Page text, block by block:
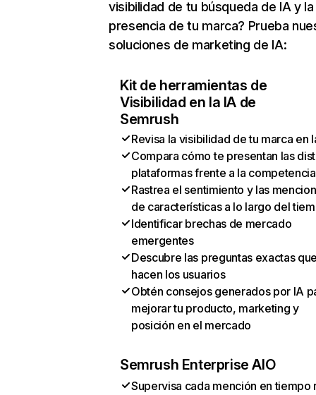
visibilidad de tu búsqueda de IA y la
presencia de tu marca? Prueba
soluciones de marketing de IA:
Kit de herramientas de
Visibilidad en la IA de
Semrush
Revisa la visibilidad de tu marca en
Compara cómo te presentan las
plataformas frente a la competencia
Rastrea el sentimiento y las
de características a lo largo del
Identificar brechas de mercado
emergentes
Descubre las preguntas exactas
hacen los usuarios
Obtén consejos generados por IA
mejorar tu producto, marketing y
posición en el mercado
Semrush Enterprise AIO
Supervisa cada mención en tiempo